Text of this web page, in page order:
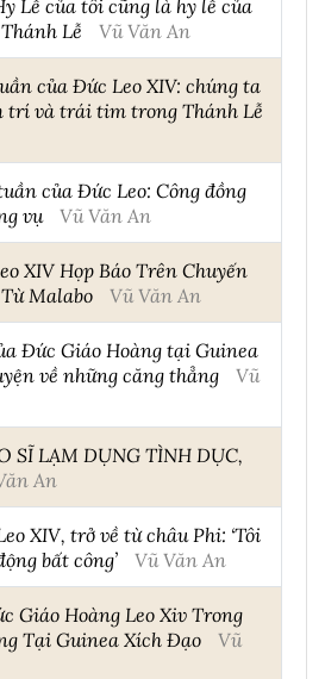
Lễ
Vũ Văn An
của Đức Leo XIV: chúng ta
trí và trái tim trong Thánh Lễ
của Đức Leo: Công đồng
vụ
Vũ Văn An
XIV Họp Báo Trên Chuyến
Malabo
Vũ Văn An
Đức Giáo Hoàng tại Guinea
về những căng thẳng
Vũ
SĨ LẠM DỤNG TÌNH DỤC,
An
XIV, trở về từ châu Phi: ‘Tôi
bất công’
Vũ Văn An
Giáo Hoàng Leo Xiv Trong
Tại Guinea Xích Đạo
Vũ